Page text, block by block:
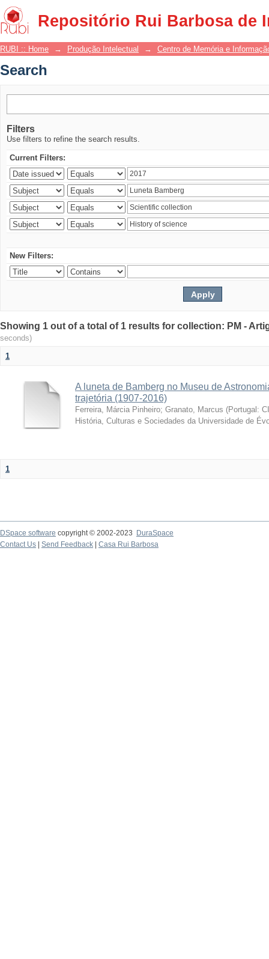
Repositório Rui Barbosa de
Search
RUBI :: Home → Produção Intelectual → Centro de Memória e
Search
Filters
Use filters to refine the search results.
Current Filters:
New Filters:
Showing 1 out of a total of 1 results for collection: PM -
seconds)
1
A luneta de Bamberg no Museu de
trajetória (1907-2016)
Ferreira, Márcia Pinheiro; Granato, Marcus (Portugal:
História, Culturas e Sociedades da Universidade de
1
DSpace software copyright © 2002-2023
DuraSpace
Contact Us
Send Feedback Casa Rui Barbosa